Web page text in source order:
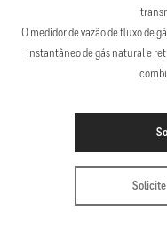
O medidor de vazão de fluxo de
instantâneo de gás natural e